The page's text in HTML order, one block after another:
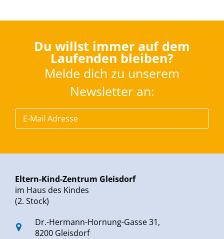
Du willst immer auf dem
Laufenden bleiben?
Melde dich zu unserem
Newsletter an:
Eltern-Kind-Zentrum Gleisdorf
im Haus des Kindes
(2. Stock)
Dr.-Hermann-Hornung-Gasse 31,
8200 Gleisdorf